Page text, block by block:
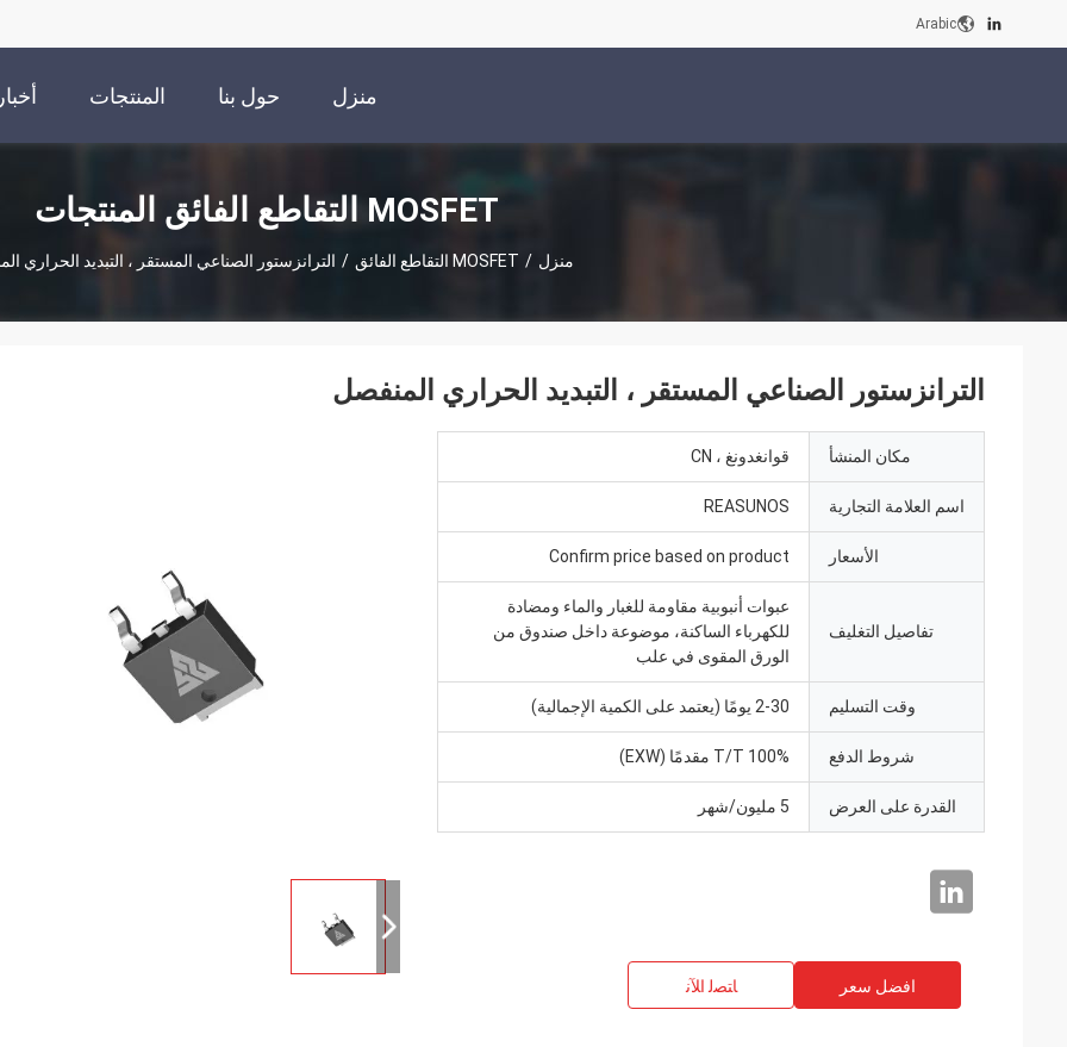
Arabic
منزل حول بنا المنتجات
MOSFET التقاطع الفائق المنتجات
منزل / MOSFET التقاطع الفائق / الترانزستور الصناعي المستقر ، التبديد الحراري
الترانزستور الصناعي المستقر ، التبديد الحراري المنفصل
مكان المنشأ قوانغدونغ ، CN
اسم العلامة التجارية REASUNOS
الأسعار Confirm price based on product
تفاصيل التغليف
عبوات أنبوبية مقاومة للغبار والماء ومضادة
للكهرباء الساكنة، موضوعة داخل صندوق من
الورق المقوى في علب
وقت التسليم 2-30 يومًا (يعتمد على الكمية الإجمالية)
شروط الدفع 100% T/T مقدمًا (EXW)
القدرة على العرض 5 مليون/شهر
افضل سعر ﺎﺘﺼﻟ ﺍﻶﻧ